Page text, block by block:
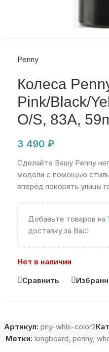
Penny
Колеса
Pink/Black/
O/S, 83A,
3 490 ₽
Сделайте Вашу Penny
модели с помощью
вперёд покорять улицы
Добавьте товаров на
доставку за Вас!
Нет в наличии
Сравнить
Артикул: pny-whls-color2
Метки: longboard, penny,